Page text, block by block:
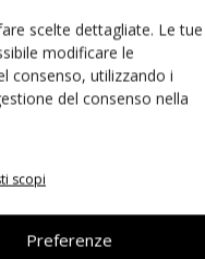
scelte dettagliate. Le tue
modificare le
consenso, utilizzando i
del consenso nella
scopi
Preferenze
a
fino al
peso, pur
tutti i
le